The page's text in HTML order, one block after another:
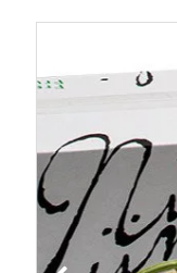
スイー
高知お取り
ログ限定ギフ